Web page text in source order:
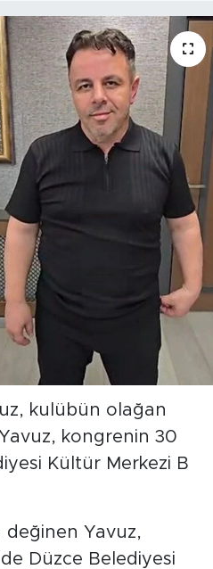
kulübün olağan
kongrenin 30
Kültür Merkezi B
değinen Yavuz,
Düzce Belediyesi